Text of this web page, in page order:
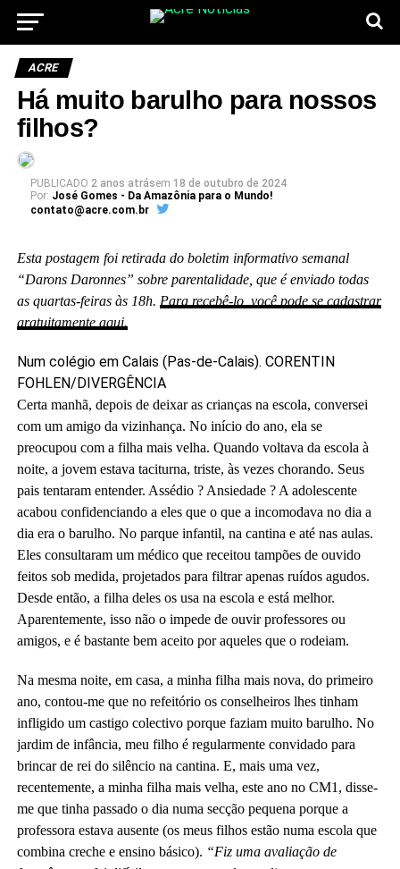
ACRE
Há muito barulho para nossos
filhos?
PUBLICADO 2 anos atrásem 18 de outubro de 2024
Por: José Gomes - Da Amazônia para o Mundo!
contato@acre.com.br
Esta postagem foi retirada do boletim informativo semanal
“Darons Daronnes” sobre parentalidade, que é enviado todas
as quartas-feiras às 18h. Para recebê-lo, você pode se cadastrar
gratuitamente aqui.
Num colégio em Calais (Pas-de-Calais). CORENTIN
FOHLEN/DIVERGÊNCIA
Certa manhã, depois de deixar as crianças na escola, conversei
com um amigo da vizinhança. No início do ano, ela se
preocupou com a filha mais velha. Quando voltava da escola à
noite, a jovem estava taciturna, triste, às vezes chorando. Seus
pais tentaram entender. Assédio ? Ansiedade ? A adolescente
acabou confidenciando a eles que o que a incomodava no dia a
dia era o barulho. No parque infantil, na cantina e até nas aulas.
Eles consultaram um médico que receitou tampões de ouvido
feitos sob medida, projetados para filtrar apenas ruídos agudos.
Desde então, a filha deles os usa na escola e está melhor.
Aparentemente, isso não o impede de ouvir professores ou
amigos, e é bastante bem aceito por aqueles que o rodeiam.
Na mesma noite, em casa, a minha filha mais nova, do primeiro
ano, contou-me que no refeitório os conselheiros lhes tinham
infligido um castigo colectivo porque faziam muito barulho. No
jardim de infância, meu filho é regularmente convidado para
brincar de rei do silêncio na cantina. E, mais uma vez,
recentemente, a minha filha mais velha, este ano no CM1, disse-
me que tinha passado o dia numa secção pequena porque a
professora estava ausente (os meus filhos estão numa escola que
combina creche e ensino básico). “Fiz uma avaliação de